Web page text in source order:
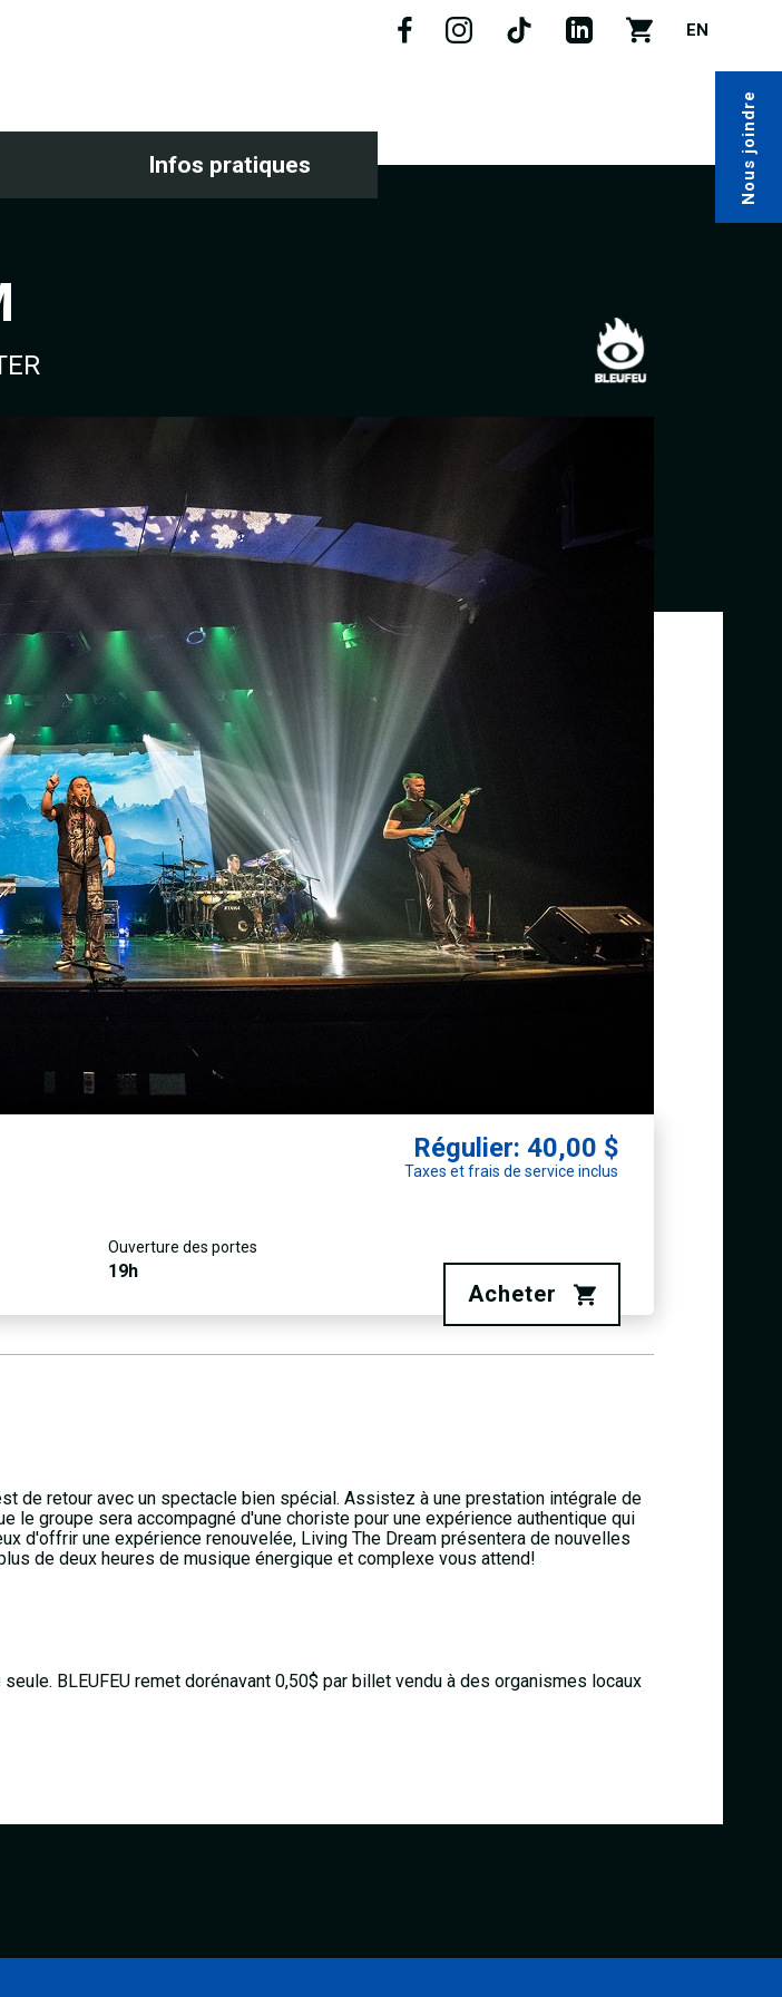
EN
Nous joindre
Infos pratiques
Régulier: 40,00 $
Taxes et frais de service inclus
Ouverture des portes
19h
Acheter
de retour avec un spectacle bien spécial. Assistez à une prestation intégrale de
le groupe sera accompagné d'une choriste pour une expérience authentique qui
d'offrir une expérience renouvelée, Living The Dream présentera de nouvelles
de deux heures de musique énergique et complexe vous attend!
BLEUFEU remet dorénavant 0,50$ par billet vendu à des organismes locaux